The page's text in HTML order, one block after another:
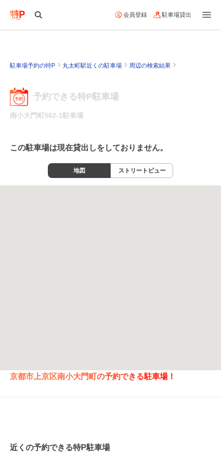
会員登録 駐車場貸出
駐車場予約の特P 丸太町駅近くの駐車場 周辺の検索結果
予約できる特P駐車場
南小大門町562-1駐車場
この駐車場は現在貸出しをしておりません。
地図 ストリートビュー
京都市上京区南小大門町の予約できる駐車場！
近くの予約できる特P駐車場